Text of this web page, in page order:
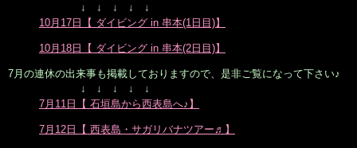
↓ ↓ ↓ ↓ ↓
10月17日【 ダイビング in 串本(1日目)】
10月18日【 ダイビング in 串本(2日目)】
7月の連休の出来事も掲載しておりますので、是非ご覧になって下さい♪
↓ ↓ ↓ ↓ ↓
7月11日【 石垣島から西表島へ♪】
7月12日【 西表島・サガリバナツアー♬】